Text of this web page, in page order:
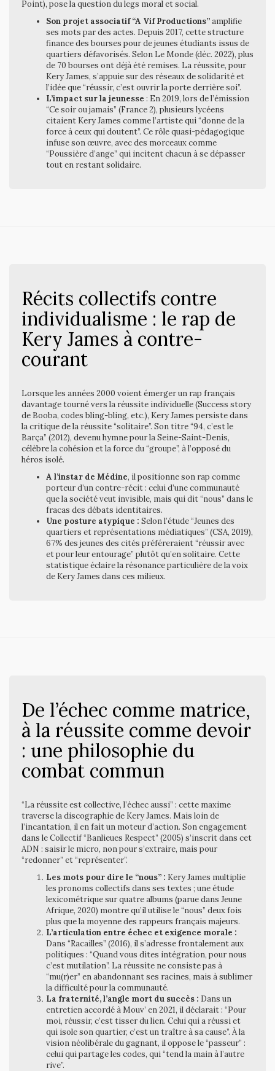
Point), pose la question du legs moral et social.
Son projet associatif “A Vif Productions”amplifie
ses mots par des actes. Depuis 2017, cette structure
finance des bourses pour de jeunes étudiants issus de
quartiers défavorisés. Selon Le Monde (déc. 2022), plus
de 70 bourses ont déjà été remises. La réussite, pour
Kery James, s’appuie sur des réseaux de solidarité et
l’idée que “réussir, c’est ouvrir la porte derrière soi”.
L’impact sur la jeunesse : En 2019, lors de l’émission
“Ce soir ou jamais” (France 2), plusieurs lycéens
citaient Kery James comme l’artiste qui “donne de la
force à ceux qui doutent”. Ce rôle quasi-pédagogique
infuse son œuvre, avec des morceaux comme
“Poussière d’ange” qui incitent chacun à se dépasser
tout en restant solidaire.
Récits collectifs contre
individualisme : le rap de
Kery James à contre-
courant
Lorsque les années 2000 voient émerger un rap français
davantage tourné vers la réussite individuelle (Success story
de Booba, codes bling-bling, etc.), Kery James persiste dans
la critique de la réussite “solitaire”. Son titre “94, c’est le
Barça” (2012), devenu hymne pour la Seine-Saint-Denis,
célèbre la cohésion et la force du “groupe”, à l’opposé du
héros isolé.
A l’instar de Médine, il positionne son rap comme
porteur d’un contre-récit : celui d’une communauté
que la société veut invisible, mais qui dit “nous” dans le
fracas des débats identitaires.
Une posture atypique : Selon l’étude “Jeunes des
quartiers et représentations médiatiques” (CSA, 2019),
67% des jeunes des cités préféreraient “réussir avec
et pour leur entourage” plutôt qu’en solitaire. Cette
statistique éclaire la résonance particulière de la voix
de Kery James dans ces milieux.
De l’échec comme matrice,
à la réussite comme devoir
: une philosophie du
combat commun
“La réussite est collective, l’échec aussi” : cette maxime
traverse la discographie de Kery James. Mais loin de
l’incantation, il en fait un moteur d’action. Son engagement
dans le Collectif “Banlieues Respect” (2005) s’inscrit dans cet
ADN : saisir le micro, non pour s’extraire, mais pour
“redonner” et “représenter”.
Les mots pour dire le “nous” : Kery James multiplie
les pronoms collectifs dans ses textes ; une étude
lexicométrique sur quatre albums (parue dans Jeune
Afrique, 2020) montre qu’il utilise le “nous” deux fois
plus que la moyenne des rappeurs français majeurs.
L’articulation entre échec et exigence morale :
Dans “Racailles” (2016), il s’adresse frontalement aux
politiques : “Quand vous dites intégration, pour nous
c’est mutilation”. La réussite ne consiste pas à
“mu(r)er” en abandonnant ses racines, mais à sublimer
la difficulté pour la communauté.
La fraternité, l’angle mort du succès : Dans un
entretien accordé à Mouv’ en 2021, il déclarait : “Pour
moi, réussir, c’est tisser du lien. Celui qui a réussi et
qui isole son quartier, c’est un traître à sa cause”. À la
vision néolibérale du gagnant, il oppose le “passeur” :
celui qui partage les codes, qui “tend la main à l’autre
rive”.